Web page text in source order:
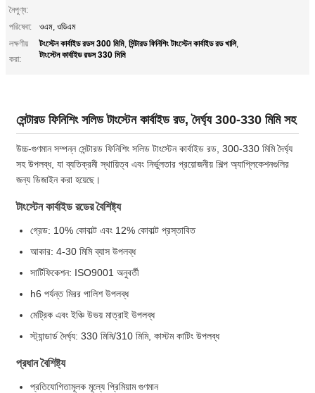
নৈপুণ্য:
পরিষেবা:
ওএম, ওডিএম
লক্ষণীয়
করা:
টংস্টেন কার্বাইড রডস 300 মিমি, সিন্টারড ফিনিশিং টাংস্টেন কার্বাইড রড খালি,
টাংস্টেন কার্বাইড রডস 330 মিমি
সেন্টারড ফিনিশিং সলিড টাংস্টেন কার্বাইড রড, দৈর্ঘ্য 300-330 মিমি সহ
উচ্চ-গুণমান সম্পন্ন সেন্টারড ফিনিশিং সলিড টাংস্টেন কার্বাইড রড, 300-330 মিমি দৈর্ঘ্য
সহ উপলব্ধ, যা ব্যতিক্রমী স্থায়িত্ব এবং নির্ভুলতার প্রয়োজনীয় শিল্প অ্যাপ্লিকেশনগুলির
জন্য ডিজাইন করা হয়েছে।
টাংস্টেন কার্বাইড রডের বৈশিষ্ট্য
গ্রেড: 10% কোবাল্ট এবং 12% কোবাল্ট প্রস্তাবিত
আকার: 4-30 মিমি ব্যাস উপলব্ধ
সার্টিফিকেশন: ISO9001 অনুবর্তী
h6 পর্যন্ত মিরর পালিশ উপলব্ধ
মেট্রিক এবং ইঞ্চি উভয় মাত্রাই উপলব্ধ
স্ট্যান্ডার্ড দৈর্ঘ্য: 330 মিমি/310 মিমি, কাস্টম কাটিং উপলব্ধ
প্রধান বৈশিষ্ট্য
প্রতিযোগিতামূলক মূল্যে প্রিমিয়াম গুণমান